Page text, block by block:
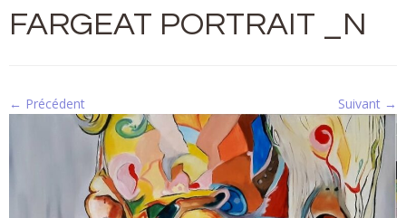
FARGEAT PORTRAIT _N
← Précédent Suivant →